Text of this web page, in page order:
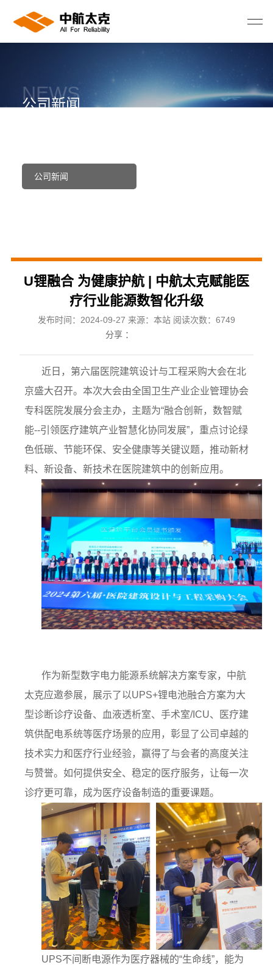
NEWS
公司新闻
公司新闻
U锂融合 为健康护航 | 中航太克赋能医
疗行业能源数智化升级
发布时间：2024-09-27 来源：本站 阅读次数：6749
分享 ：
近日，第六届医院建筑设计与工程采购大会在北
京盛大召开。本次大会由全国卫生产业企业管理协会
专科医院发展分会主办，主题为“融合创新，数智赋
能--引领医疗建筑产业智慧化协同发展”，重点讨论绿
色低碳、节能环保、安全健康等关键议题，推动新材
料、新设备、新技术在医院建筑中的创新应用。
作为新型数字电力能源系统解决方案专家，中航
太克应邀参展，展示了以UPS+锂电池融合方案为大
型诊断诊疗设备、血液透析室、手术室/ICU、医疗建
筑供配电系统等医疗场景的应用，彰显了公司卓越的
技术实力和医疗行业经验，赢得了与会者的高度关注
与赞誉。如何提供安全、稳定的医疗服务，让每一次
诊疗更可靠，成为医疗设备制造的重要课题。
UPS不间断电源作为医疗器械的“生命线”，能为